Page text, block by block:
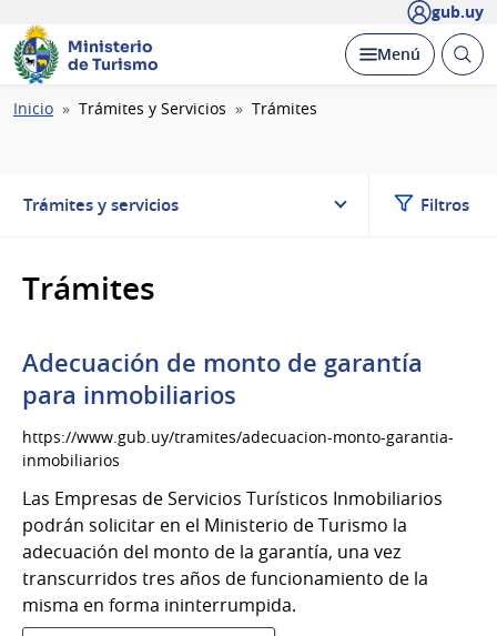
gub.uy
Ministerio
de Turismo
Desplegar
Menú Abrir
Ruta
Inicio Trámites y Servicios Trámites
Trámites y servicios Filtros
Trámites
Adecuación de monto de garantía
para inmobiliarios
https://www.gub.uy/tramites/adecuacion-monto-garantia-
inmobiliarios
Las Empresas de Servicios Turísticos Inmobiliarios
podrán solicitar en el Ministerio de Turismo la
adecuación del monto de la garantía, una vez
transcurridos tres años de funcionamiento de la
misma en forma ininterrumpida.